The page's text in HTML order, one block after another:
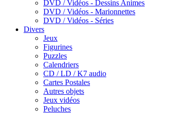
DVD / Vidéos - Dessins Animes
DVD / Vidéos - Marionnettes
DVD / Vidéos - Séries
Divers
Jeux
Figurines
Puzzles
Calendriers
CD / LD / K7 audio
Cartes Postales
Autres objets
Jeux vidéos
Peluches